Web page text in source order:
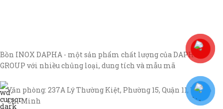
Bồn INOX DAPHA - một sản phẩm chất lượng của DAPHA
GROUP với nhiều chủng loại, dung tích và mẫu mã
Văn phòng: 237A Lý Thường Kiệt, Phường 15, Quận 11, TP Hồ
Chí Minh